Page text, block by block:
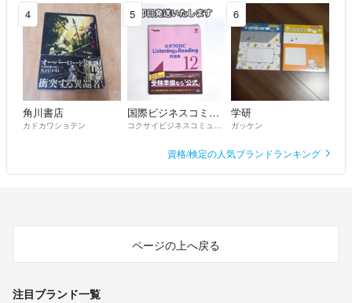
4
角川書店
カドカワショテン
5
国際ビジネスコミュニケーション協会
コクサイビジネスコミュニケーションキョウカイ
6
学研
ガッケン
資格/検定の人気ブランドランキング
ページの上へ戻る
注目ブランド一覧